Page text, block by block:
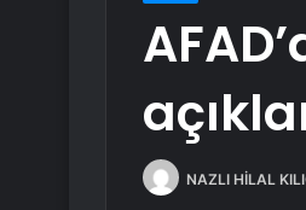
NAZLI HİLAL